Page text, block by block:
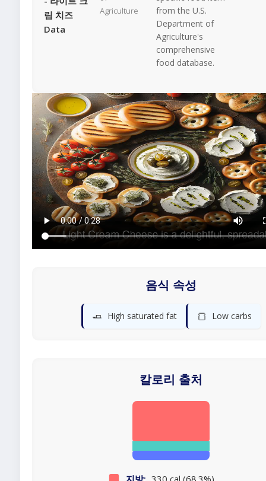
림 치즈
Data
Agriculture
from the U.S.
Department of
Agriculture's
comprehensive
food database.
음식 속성
🧈 High saturated fat 🍞 Low carbs
칼로리 출처
지방: 330 cal (68.3%)